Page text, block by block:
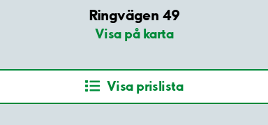
Ringvägen 49
Visa på karta
Visa prislista